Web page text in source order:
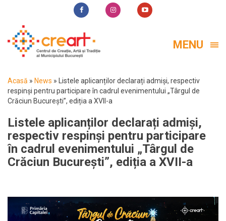
MENU
Acasă » News »
Listele aplicanților declarați admiși, respectiv
respinși pentru participare în cadrul evenimentului „Târgul de
Crăciun București”, ediția a XVII-a
Listele aplicanților declarați admiși,
respectiv respinși pentru participare
în cadrul evenimentului „Târgul de
Crăciun București”, ediția a XVII-a